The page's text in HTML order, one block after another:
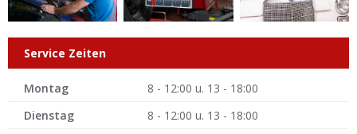
Service Zeiten
Montag
8 - 12:00 u. 13 - 18:00
Dienstag
8 - 12:00 u. 13 - 18:00